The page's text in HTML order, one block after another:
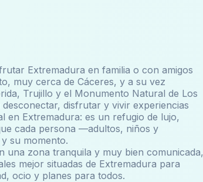
Extremadura en familia o con amigos
muy cerca de Cáceres, y a su vez
Trujillo y el Monumento Natural de Los
disfrutar y vivir experiencias
en Extremadura: es un refugio de lujo,
cada persona —adultos, niños y
su momento.
una zona tranquila y muy bien comunicada,
mejor situadas de Extremadura para
ocio y planes para todos.